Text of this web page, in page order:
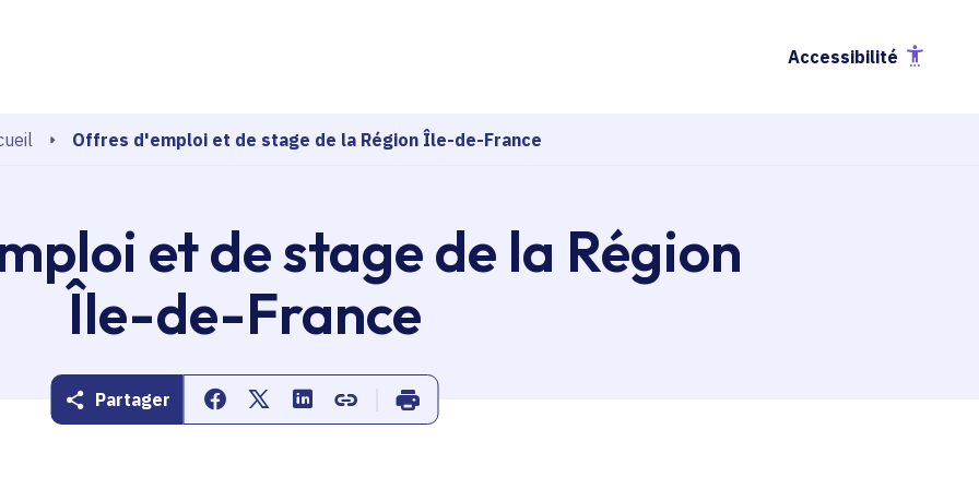
Accessibilité
Offres d'emploi et de stage de la Région Île-de-France
et de stage de la Région
Île-de-France
Partager Partager sur Facebook
Partager sur Twitter
Partager sur Linkedin
Copier dans le presse-papier
Imprimer